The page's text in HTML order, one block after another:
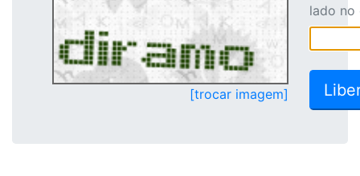
[trocar imagem]
lado no